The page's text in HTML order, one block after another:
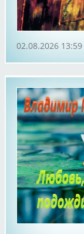
02.08.2026 13:59